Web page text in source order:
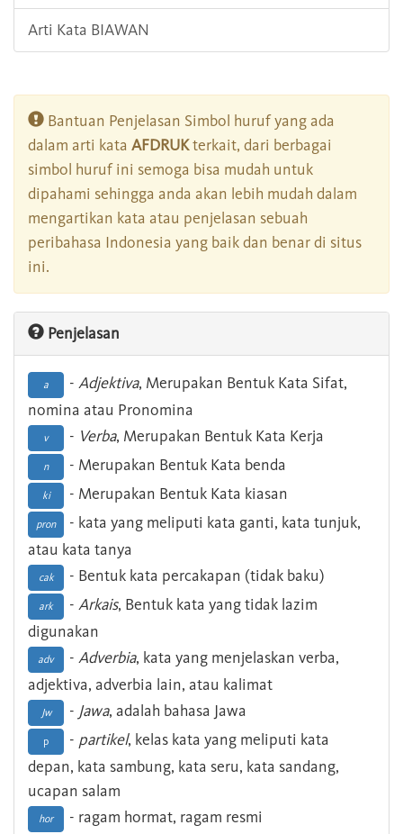
Arti Kata BIAWAN
Bantuan Penjelasan Simbol huruf yang ada
dalam arti kata AFDRUKterkait, dari berbagai
simbol huruf ini semoga bisa mudah untuk
dipahami sehingga anda akan lebih mudah dalam
mengartikan kata atau penjelasan sebuah
peribahasa Indonesia yang baik dan benar di situs
ini.
Penjelasan
a - Adjektiva, Merupakan Bentuk Kata Sifat,
nomina atau Pronomina
v - Verba, Merupakan Bentuk Kata Kerja
n - Merupakan Bentuk Kata benda
ki - Merupakan Bentuk Kata kiasan
pron
- kata yang meliputi kata ganti, kata tunjuk,
atau kata tanya
cak - Bentuk kata percakapan (tidak baku)
ark - Arkais, Bentuk kata yang tidak lazim
digunakan
adv - Adverbia, kata yang menjelaskan verba,
adjektiva, adverbia lain, atau kalimat
Jw - Jawa, adalah bahasa Jawa
p - partikel, kelas kata yang meliputi kata
depan, kata sambung, kata seru, kata sandang,
ucapan salam
hor - ragam hormat, ragam resmi